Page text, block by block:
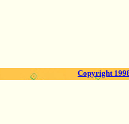
Copyright